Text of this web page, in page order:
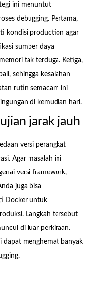
ini menuntut
debugging. Pertama,
kondisi production agar
sumber daya
tak terduga. Ketiga,
sehingga kesalahan
rutin semacam ini
di kemudian hari.
jarak jauh
versi perangkat
Agar masalah ini
versi framework,
juga bisa
Docker untuk
Langkah tersebut
di luar perkiraan.
dapat menghemat banyak